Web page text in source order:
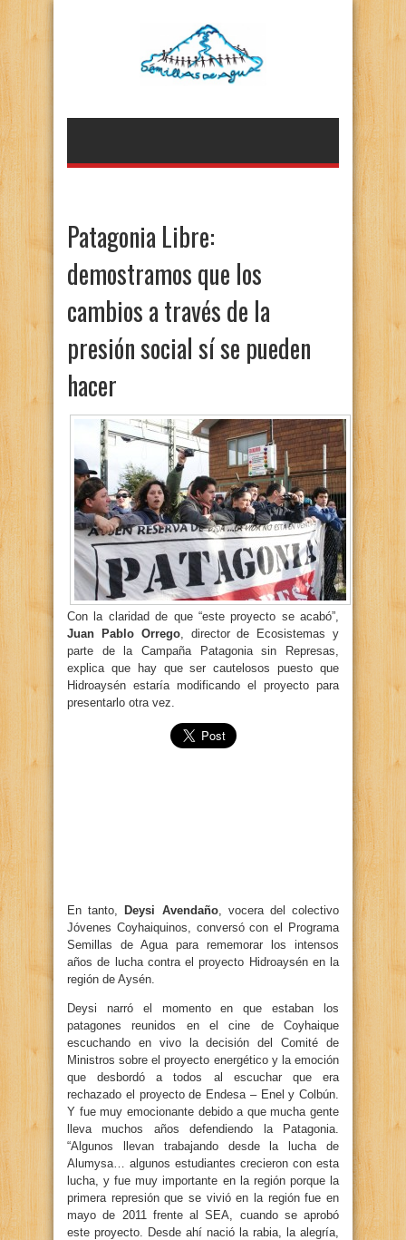
Patagonia Libre:
demostramos que los
cambios a través de la
presión social sí se pueden
hacer
Con la claridad de que “este proyecto se acabó”,
Juan Pablo Orrego, director de Ecosistemas y
parte de la Campaña Patagonia sin Represas,
explica que hay que ser cautelosos puesto que
Hidroaysén estaría modificando el proyecto para
presentarlo otra vez.
En tanto, Deysi Avendaño, vocera del colectivo
Jóvenes Coyhaiquinos, conversó con el Programa
Semillas de Agua para rememorar los intensos
años de lucha contra el proyecto Hidroaysén en la
región de Aysén.
Deysi narró el momento en que estaban los
patagones reunidos en el cine de Coyhaique
escuchando en vivo la decisión del Comité de
Ministros sobre el proyecto energético y la emoción
que desbordó a todos al escuchar que era
rechazado el proyecto de Endesa – Enel y Colbún.
Y fue muy emocionante debido a que mucha gente
lleva muchos años defendiendo la Patagonia.
“Algunos llevan trabajando desde la lucha de
Alumysa… algunos estudiantes crecieron con esta
lucha, y fue muy importante en la región porque la
primera represión que se vivió en la región fue en
mayo de 2011 frente al SEA, cuando se aprobó
este proyecto. Desde ahí nació la rabia, la alegría,